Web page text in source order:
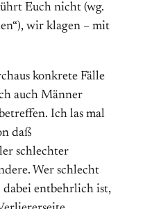
Euch nicht (wg.
wir klagen – mit
konkrete Fälle
auch Männer
Ich las mal
daß
schlechter
Wer schlecht
entbehrlich ist,